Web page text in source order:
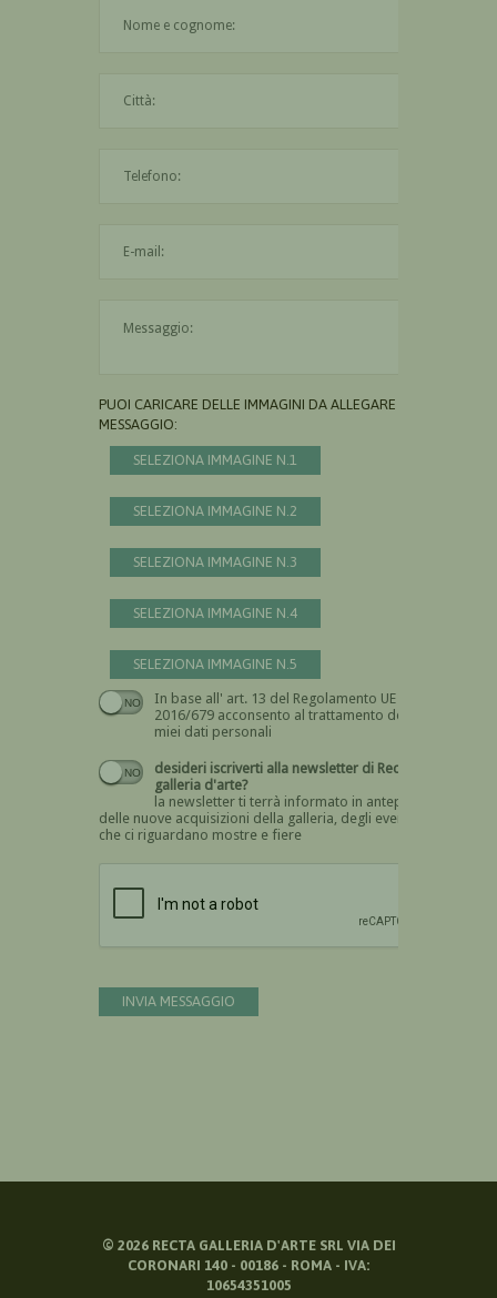
PUOI CARICARE DELLE IMMAGINI DA ALLEGARE AL
MESSAGGIO:
SELEZIONA IMMAGINE N.1
SELEZIONA IMMAGINE N.2
SELEZIONA IMMAGINE N.3
SELEZIONA IMMAGINE N.4
SELEZIONA IMMAGINE N.5
In base all' art. 13 del Regolamento UE n.
2016/679 acconsento al trattamento dei
miei dati personali
Devi dare il consenso
desideri iscriverti alla newsletter di Recta
galleria d'arte?
la newsletter ti terrà informato in anteprima
delle nuove acquisizioni della galleria, degli eventi
che ci riguardano mostre e fiere
INVIA MESSAGGIO
© 2026RECTA GALLERIA D'ARTE SRL VIA DEI
CORONARI 140 - 00186 - ROMA - IVA:
10654351005